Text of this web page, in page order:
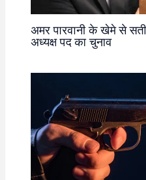
अमर पारवानी के खेमे से
अध्यक्ष पद का चुनाव